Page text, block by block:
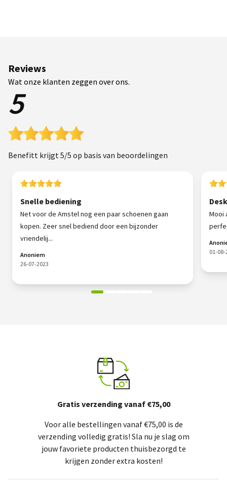
Reviews
Wat onze klanten zeggen over ons.
5
Benefitt krijgt 5/5 op basis van beoordelingen
Snelle bediening
Net voor de Amstel nog een paar schoenen gaan
kopen. Zeer snel bediend door een bijzonder
vriendelij...
Anoniem
26-07-2023
Mooi
01-08-
Gratis verzending vanaf €75,00
Voor alle bestellingen vanaf €75,00 is de
verzending volledig gratis! Sla nu je slag om
jouw favoriete producten thuisbezorgd te
krijgen zonder extra kosten!